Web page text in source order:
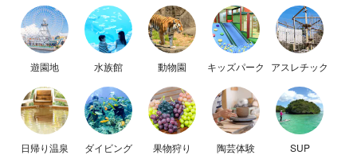
遊園地 水族館 動物園 キッズパーク アスレチック
日帰り温泉 ダイビング 果物狩り 陶芸体験 SUP